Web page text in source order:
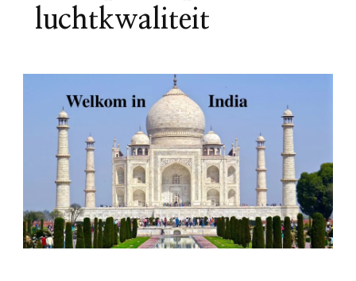
luchtkwaliteit